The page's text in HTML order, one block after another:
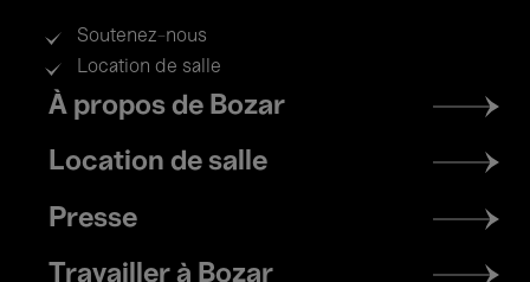
Soutenez-nous
Location de salle
Footer
menu
À propos de Bozar
Location de salle
Presse
Travailler à Bozar